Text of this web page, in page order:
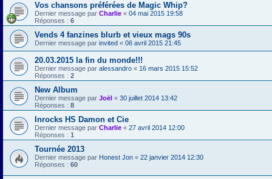
Vos chansons préférées de Magic Whip?
Dernier message par Charlie « 04 mai 2015 19:58
Réponses : 6
Vends 4 fanzines blurb et vieux mags 90s
Dernier message par invited « 06 avril 2015 21:45
20.03.2015 la fin du monde!!!
Dernier message par alessandro « 16 mars 2015 15:52
Réponses : 2
New Album
Dernier message par Joël « 30 juillet 2014 13:42
Réponses : 8
Inrocks HS Damon et Cie
Dernier message par Charlie « 27 avril 2014 12:00
Réponses : 1
Tournée 2013
Dernier message par Honest Jon « 22 janvier 2014 12:30
Réponses : 60